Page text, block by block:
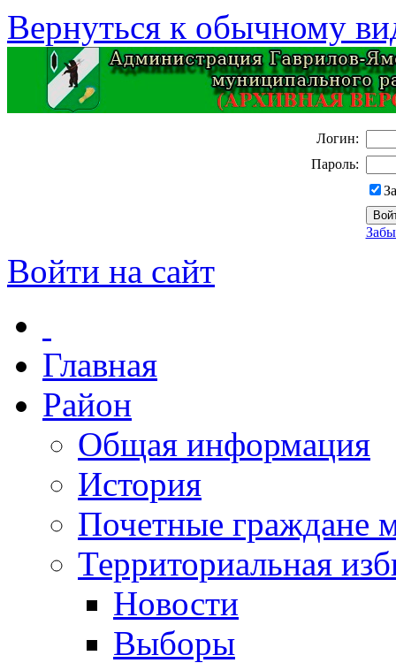
Вернуться к обычному
Логин:
Пароль:
Войти на сайт
Главная
Район
Общая информация
История
Почетные граждане
Территориальная
Новости
Выборы